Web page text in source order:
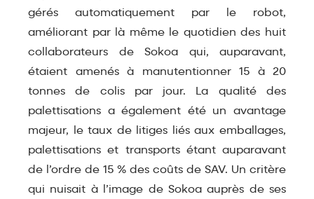
gérés automatiquement par le robot,
améliorant par là même le quotidien des huit
collaborateurs de Sokoa qui, auparavant,
étaient amenés à manutentionner 15 à 20
tonnes de colis par jour. La qualité des
palettisations a également été un avantage
majeur, le taux de litiges liés aux emballages,
palettisations et transports étant auparavant
de l’ordre de 15 % des coûts de SAV. Un critère
qui nuisait à l’image de Sokoa auprès de ses